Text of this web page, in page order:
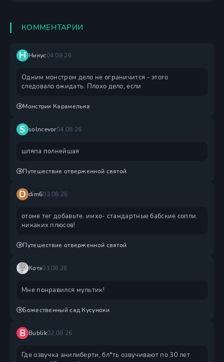
КОММЕНТАРИИ
Н Никус04.08.26
Одним монстром дело не ограничится - этого
следовало ожидать. Плохо дело, если
Монстрик Карамелька
S solncevor04.08.26
шляпа полнейшая
Путешествие отверженной святой
D dim603.08.26
отоме тег добавьте. имхо- стандартные бабские сопли.
никаких плюсов!
Путешествие отверженной святой
Котэ03.08.26
Мне понравился мультик!
Божественный сад Кусуноки
B Bublik02.08.26
Где озвучка анилиберти, бл*ть озвучивают по 30 лет